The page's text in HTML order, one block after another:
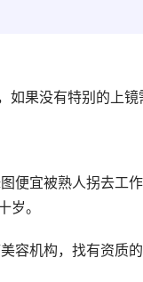
如果没有特别的上
便宜被熟人拐去工
岁。
容机构，找有资质